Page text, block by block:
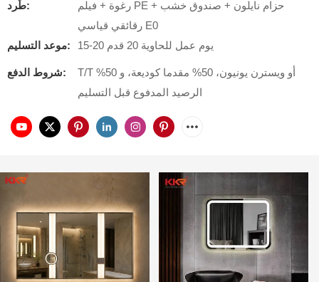
طَرد:
رغوة + فيلم PE + حزام نايلون + صندوق خشب
رقائقي قياسي E0
موعد التسليم:
15-20 يوم عمل للحاوية 20 قدم
شروط الدفع:
T/T أو ويسترن يونيون، 50% مقدما كوديعة، و 50%
الرصيد المدفوع قبل التسليم